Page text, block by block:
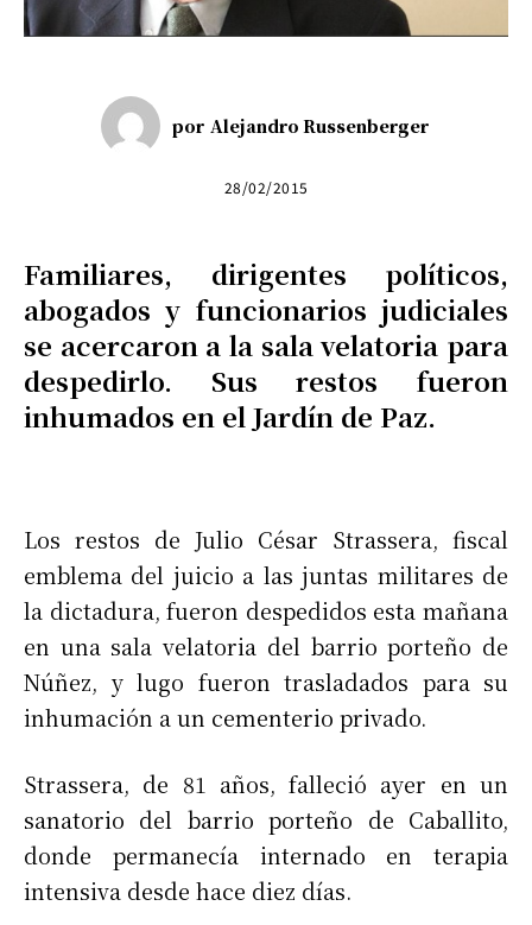
por Alejandro Russenberger
28/02/2015
Familiares, dirigentes políticos,
abogados y funcionarios judiciales
se acercaron a la sala velatoria para
despedirlo. Sus restos fueron
inhumados en el Jardín de Paz.
Los restos de Julio César Strassera, fiscal
emblema del juicio a las juntas militares de
la dictadura, fueron despedidos esta mañana
en una sala velatoria del barrio porteño de
Núñez, y lugo fueron trasladados para su
inhumación a un cementerio privado.
Strassera, de 81 años, falleció ayer en un
sanatorio del barrio porteño de Caballito,
donde permanecía internado en terapia
intensiva desde hace diez días.